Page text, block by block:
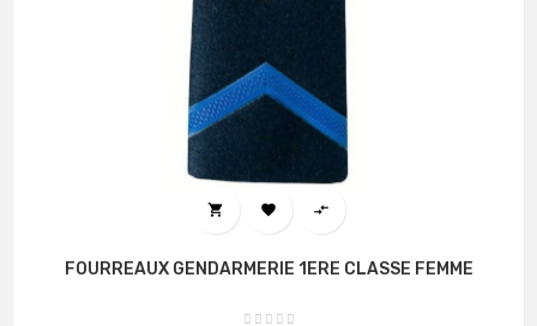
  
FOURREAUX GENDARMERIE 1ERE CLASSE FEMME